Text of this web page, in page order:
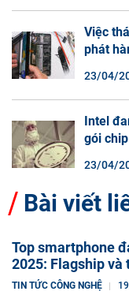
Việc
phát
23/04/
Intel
gói
23/04/
Bài viết
Top smartphone
2025: Flagship
TIN TỨC CÔNG NGHỆ